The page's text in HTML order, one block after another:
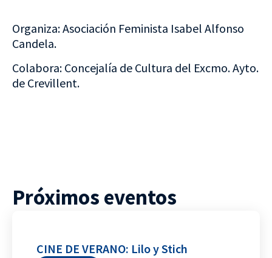
Organiza: Asociación Feminista Isabel Alfonso
Candela.
Colabora: Concejalía de Cultura del Excmo. Ayto.
de Crevillent.
Próximos eventos
CINE DE VERANO: Lilo y Stich